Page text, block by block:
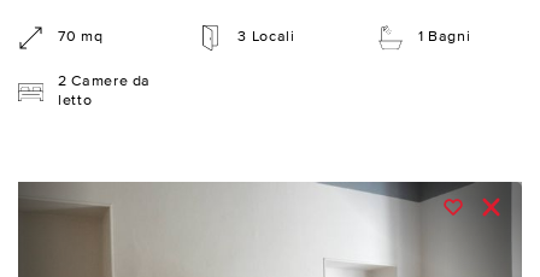
70 mq 3 Locali 1 Bagni
2 Camere da
letto